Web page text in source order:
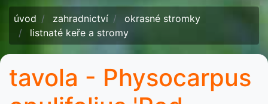
úvod zahradnictví
okrasné stromky
listnaté keře a stromy
tavola - Physocarpus